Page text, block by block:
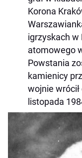
Korona
igrzyskach w
atomowego
Powstania
kamienicy
wojnie
listopada